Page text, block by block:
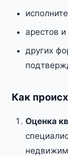
арестов
других
Как
Оценка